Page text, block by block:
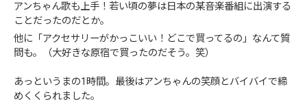
アンちゃん歌も上手！若い頃の夢は日本の某音楽番組に出演する
ことだったのだとか。
他に「アクセサリーがかっこいい！どこで買ってるの」なんて質
問も。（大好きな原宿で買ったのだそう。笑）
あっというまの1時間。最後はアンちゃんの笑顔とバイバイで締
めくくられました。